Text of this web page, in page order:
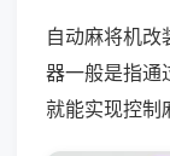
自动麻将机改
器一般是指通
就能实现控制